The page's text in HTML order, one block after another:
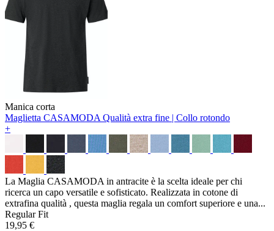
Manica corta
Maglietta CASAMODA Qualità extra fine | Collo rotondo
+
La Maglia CASAMODA in antracite è la scelta ideale per chi
ricerca un capo versatile e sofisticato. Realizzata in cotone di
extrafina qualità , questa maglia regala un comfort superiore e una...
Regular Fit
19,95 €